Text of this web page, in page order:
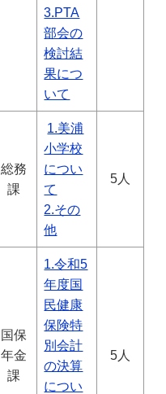
3.PTA
部会の
検討結
果につ
いて
総務
課
1.美浦
小学校
につい
て
2.その
他
5人
国保
年金
課
1.令和5
年度国
民健康
保険特
別会計
の決算
につい
5人